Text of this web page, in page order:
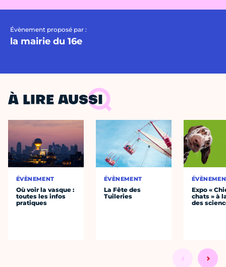
Évènement proposé par :
la mairie du 16e
À LIRE AUSSI
ÉVÈNEMENT
Où voir la vasque :
toutes les infos
pratiques
ÉVÈNEMENT
La Fête des
Tuileries
Expo «
chats » à
des